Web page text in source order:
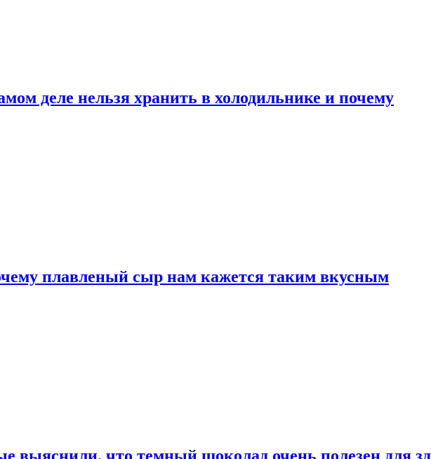
деле нельзя хранить в холодильнике и почему
плавленый сыр нам кажется таким вкусным